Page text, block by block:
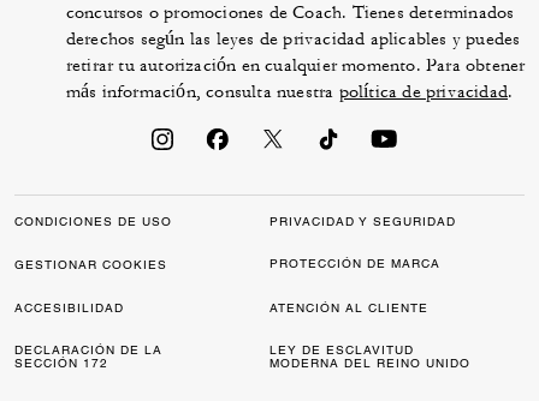
concursos o promociones de Coach. Tienes determinados
derechos según las leyes de privacidad aplicables y puedes
retirar tu autorización en cualquier momento. Para obtener
más información, consulta nuestra política de privacidad.
CONDICIONES DE USO PRIVACIDAD Y SEGURIDAD
GESTIONAR COOKIES PROTECCIÓN DE MARCA
ACCESIBILIDAD ATENCIÓN AL CLIENTE
DECLARACIÓN DE LA
SECCIÓN 172
LEY DE ESCLAVITUD
MODERNA DEL REINO UNIDO